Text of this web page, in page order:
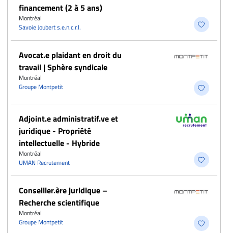
financement (2 à 5 ans)
Montréal
Savoie Joubert s.e.n.c.r.l.
Avocat.e plaidant en droit du
travail | Sphère syndicale
Montréal
Groupe Montpetit
Adjoint.e administratif.ve et
juridique - Propriété
intellectuelle - Hybride
Montréal
UMAN Recrutement
Conseiller.ère juridique –
Recherche scientifique
Montréal
Groupe Montpetit